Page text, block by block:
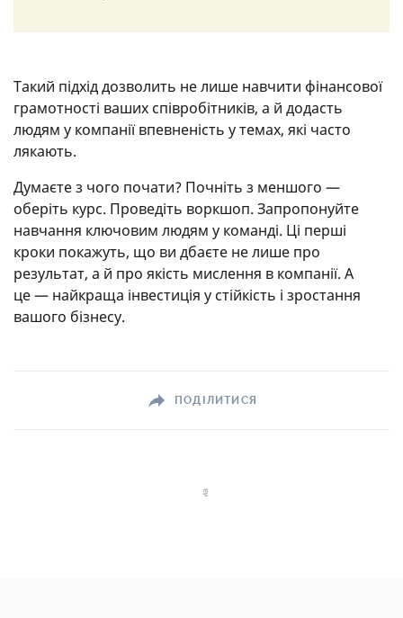
Такий підхід дозволить не лише навчити фінансової
грамотності ваших співробітників, а й додасть
людям у компанії впевненість у темах, які часто
лякають.
Думаєте з чого почати? Почніть з меншого —
оберіть курс. Проведіть воркшоп. Запропонуйте
навчання ключовим людям у команді. Ці перші
кроки покажуть, що ви дбаєте не лише про
результат, а й про якість мислення в компанії. А
це — найкраща інвестиція у стійкість і зростання
вашого бізнесу.
ПОДІЛИТИСЯ